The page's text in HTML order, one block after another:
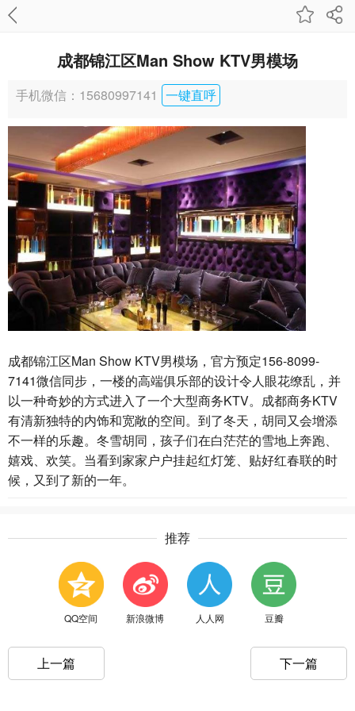
成都锦江区Man Show KTV男模场
手机微信：15680997141 一键直呼
成都锦江区Man Show KTV男模场，官方预定156-8099-
7141微信同步，一楼的高端俱乐部的设计令人眼花缭乱，并
以一种奇妙的方式进入了一个大型商务KTV。成都商务KTV
有清新独特的内饰和宽敞的空间。到了冬天，胡同又会增添
不一样的乐趣。冬雪胡同，孩子们在白茫茫的雪地上奔跑、
嬉戏、欢笑。当看到家家户户挂起红灯笼、贴好红春联的时
候，又到了新的一年。
推荐
QQ空间 新浪微博 人人网 豆瓣
上一篇 下一篇